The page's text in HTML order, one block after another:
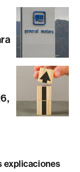
explicaciones